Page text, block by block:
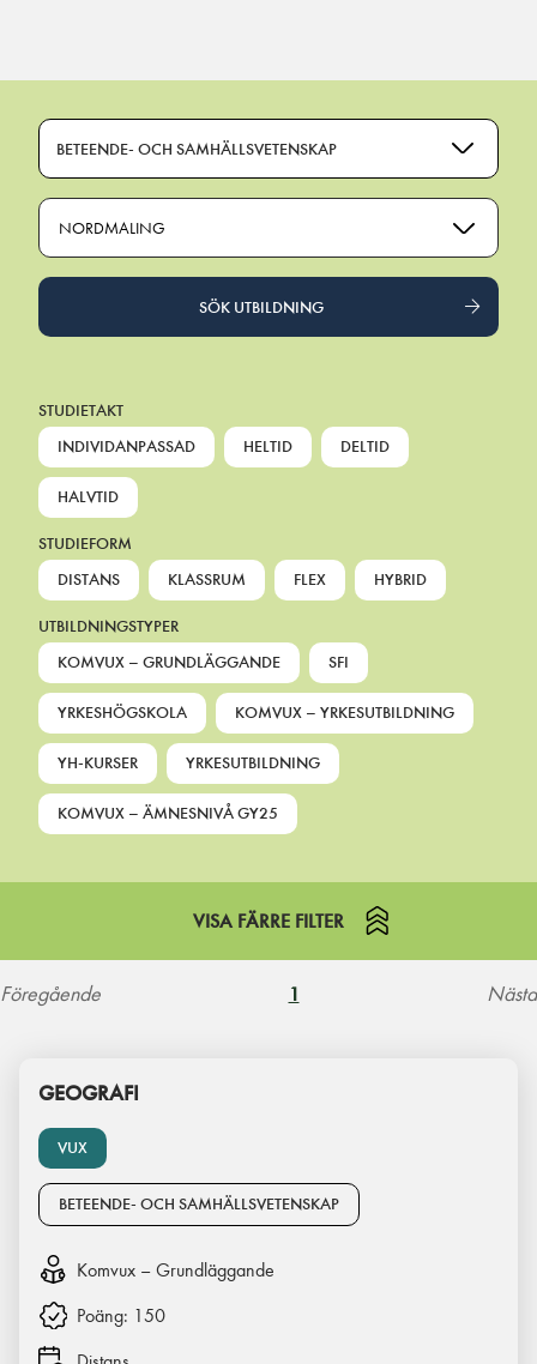
BETEENDE- OCH SAMHÄLLSVETENSKAP
NORDMALING
SÖK UTBILDNING
STUDIETAKT
INDIVIDANPASSAD
HELTID DELTID
HALVTID
STUDIEFORM
DISTANS
KLASSRUM FLEX HYBRID
UTBILDNINGSTYPER
KOMVUX – GRUNDLÄGGANDE
SFI
YRKESHÖGSKOLA KOMVUX – YRKESUTBILDNING
YH-KURSER YRKESUTBILDNING
KOMVUX – ÄMNESNIVÅ GY25
VISA FÄRRE FILTER
Föregående 1 Nästa
VUX
GEOGRAFI
BETEENDE- OCH SAMHÄLLSVETENSKAP
Komvux – Grundläggande
Poäng: 150